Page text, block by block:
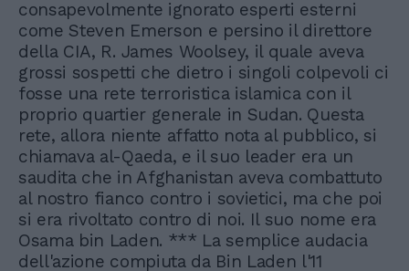
consapevolmente ignorato esperti esterni
come Steven Emerson e persino il direttore
della CIA, R. James Woolsey, il quale aveva
grossi sospetti che dietro i singoli colpevoli ci
fosse una rete terroristica islamica con il
proprio quartier generale in Sudan. Questa
rete, allora niente affatto nota al pubblico, si
chiamava al-Qaeda, e il suo leader era un
saudita che in Afghanistan aveva combattuto
al nostro fianco contro i sovietici, ma che poi
si era rivoltato contro di noi. Il suo nome era
Osama bin Laden. *** La semplice audacia
dell'azione compiuta da Bin Laden l'11